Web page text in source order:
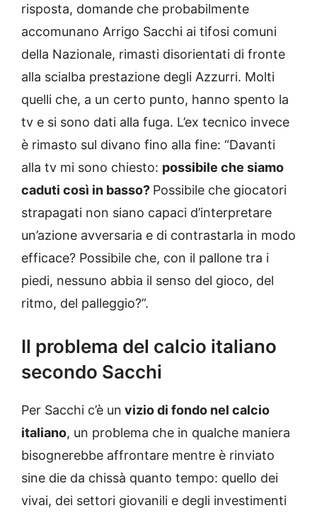
risposta, domande che probabilmente
accomunano Arrigo Sacchi ai tifosi comuni
della Nazionale, rimasti disorientati di fronte
alla scialba prestazione degli Azzurri. Molti
quelli che, a un certo punto, hanno spento la
tv e si sono dati alla fuga. L’ex tecnico invece
è rimasto sul divano fino alla fine: “Davanti
alla tv mi sono chiesto: possibile che siamo
caduti così in basso? Possibile che giocatori
strapagati non siano capaci d’interpretare
un’azione avversaria e di contrastarla in modo
efficace? Possibile che, con il pallone tra i
piedi, nessuno abbia il senso del gioco, del
ritmo, del palleggio?”.
Il problema del calcio italiano
secondo Sacchi
Per Sacchi c’è un vizio di fondo nel calcio
italiano, un problema che in qualche maniera
bisognerebbe affrontare mentre è rinviato
sine die da chissà quanto tempo: quello dei
vivai, dei settori giovanili e degli investimenti